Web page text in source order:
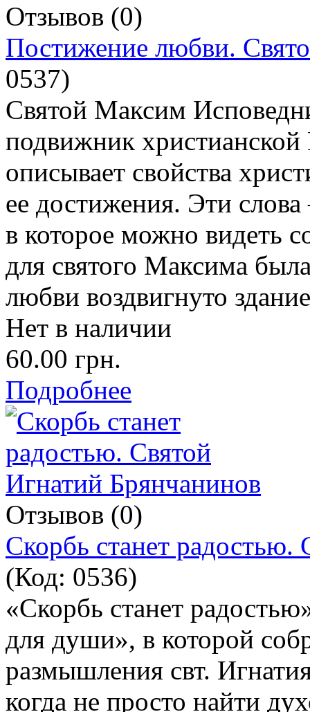
Отзывов (0)
Постижение любви.
0537)
Святой Максим
подвижник
описывает свойства
ее достижения. Эти
в которое можно видеть
для святого Максима
любви воздвигнуто
Нет в наличии
60.00 грн.
Подробнее
Отзывов (0)
Скорбь станет
(Код: 0536)
«Скорбь станет
для души», в которой
размышления свт.
когда не просто найти